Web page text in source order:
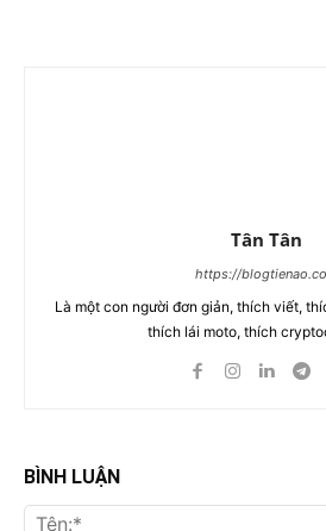
Tân Tân
https://
Là một con người đơn giản, thích viết,
thích lái moto, thích
BÌNH LUẬN